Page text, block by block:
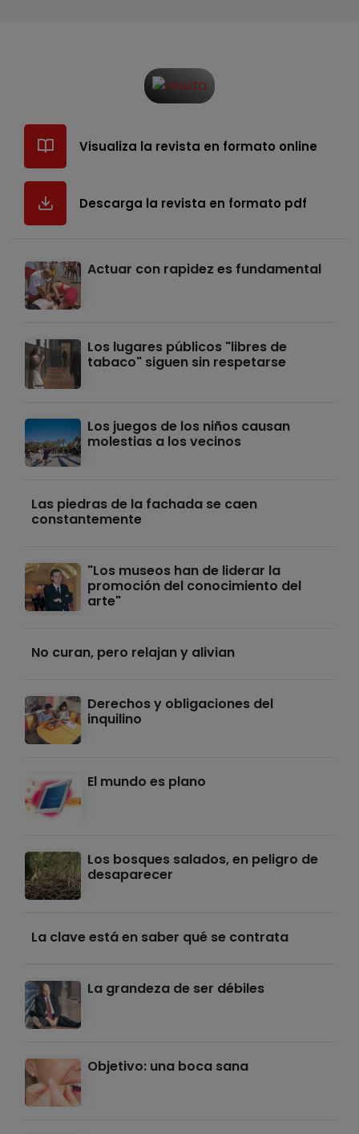
Visualiza la revista en formato online
Descarga la revista en formato pdf
Actuar con rapidez es fundamental
Los lugares públicos "libres de
tabaco" siguen sin respetarse
Los juegos de los niños causan
molestias a los vecinos
Las piedras de la fachada se caen
constantemente
"Los museos han de liderar la
promoción del conocimiento del
arte"
No curan, pero relajan y alivian
Derechos y obligaciones del
inquilino
El mundo es plano
Los bosques salados, en peligro de
desaparecer
La clave está en saber qué se contrata
La grandeza de ser débiles
Objetivo: una boca sana